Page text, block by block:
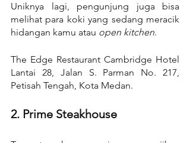
Uniknya lagi, pengunjung juga bisa
melihat para koki yang sedang meracik
hidangan kamu atau open kitchen.
The Edge Restaurant Cambridge Hotel
Lantai 28, Jalan S. Parman No. 217,
Petisah Tengah, Kota Medan.
2. Prime Steakhouse